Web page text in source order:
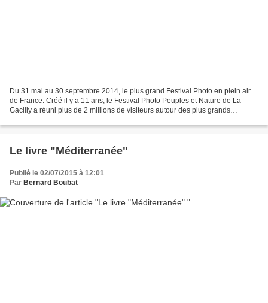
Du 31 mai au 30 septembre 2014, le plus grand Festival Photo en plein air
de France. Créé il y a 11 ans, le Festival Photo Peuples et Nature de La
Gacilly a réuni plus de 2 millions de visiteurs autour des plus grands
Le livre "Méditerranée"
Publié le 02/07/2015 à 12:01
Par Bernard Boubat